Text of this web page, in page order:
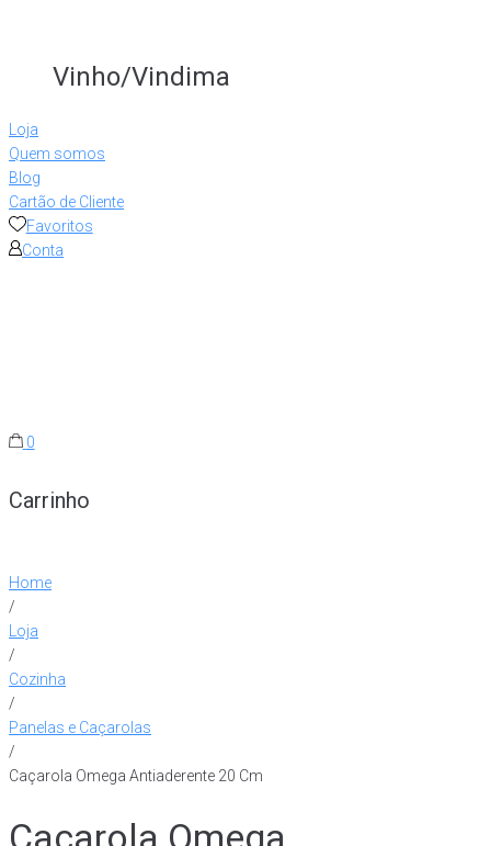
Vinho/Vindima
Loja
Quem somos
Blog
Cartão de Cliente
Favoritos
Conta
0
Carrinho
Home
/
Loja
/
Cozinha
/
Panelas e Caçarolas
/
Caçarola Omega Antiaderente 20 Cm